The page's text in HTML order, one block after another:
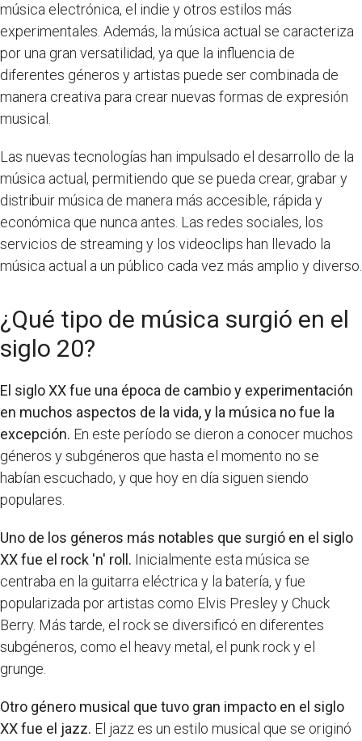
música electrónica, el indie y otros estilos más
experimentales. Además, la música actual se caracteriza
por una gran versatilidad, ya que la influencia de
diferentes géneros y artistas puede ser combinada de
manera creativa para crear nuevas formas de expresión
musical.
Las nuevas tecnologías han impulsado el desarrollo de la
música actual, permitiendo que se pueda crear, grabar y
distribuir música de manera más accesible, rápida y
económica que nunca antes. Las redes sociales, los
servicios de streaming y los videoclips han llevado la
música actual a un público cada vez más amplio y diverso.
¿Qué tipo de música surgió en el
siglo 20?
El siglo XX fue una época de cambio y experimentación
en muchos aspectos de la vida, y la música no fue la
excepción. En este período se dieron a conocer muchos
géneros y subgéneros que hasta el momento no se
habían escuchado, y que hoy en día siguen siendo
populares.
Uno de los géneros más notables que surgió en el siglo
XX fue el rock 'n' roll. Inicialmente esta música se
centraba en la guitarra eléctrica y la batería, y fue
popularizada por artistas como Elvis Presley y Chuck
Berry. Más tarde, el rock se diversificó en diferentes
subgéneros, como el heavy metal, el punk rock y el
grunge.
Otro género musical que tuvo gran impacto en el siglo
XX fue el jazz. El jazz es un estilo musical que se originó